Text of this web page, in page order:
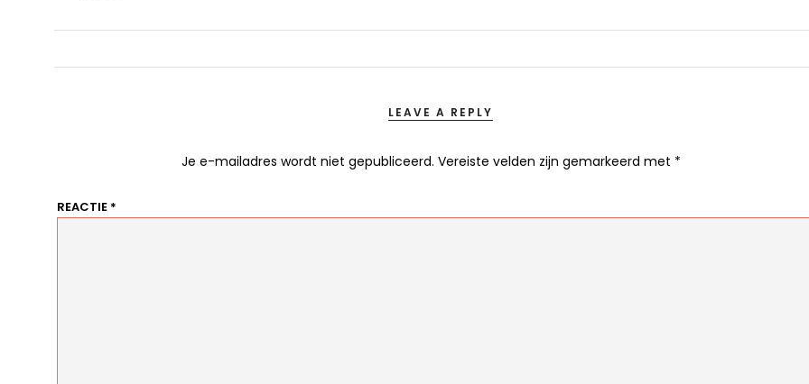
LEAVE A REPLY
Je e-mailadres wordt niet gepubliceerd. Vereiste velden zijn gemarkeerd met *
REACTIE *